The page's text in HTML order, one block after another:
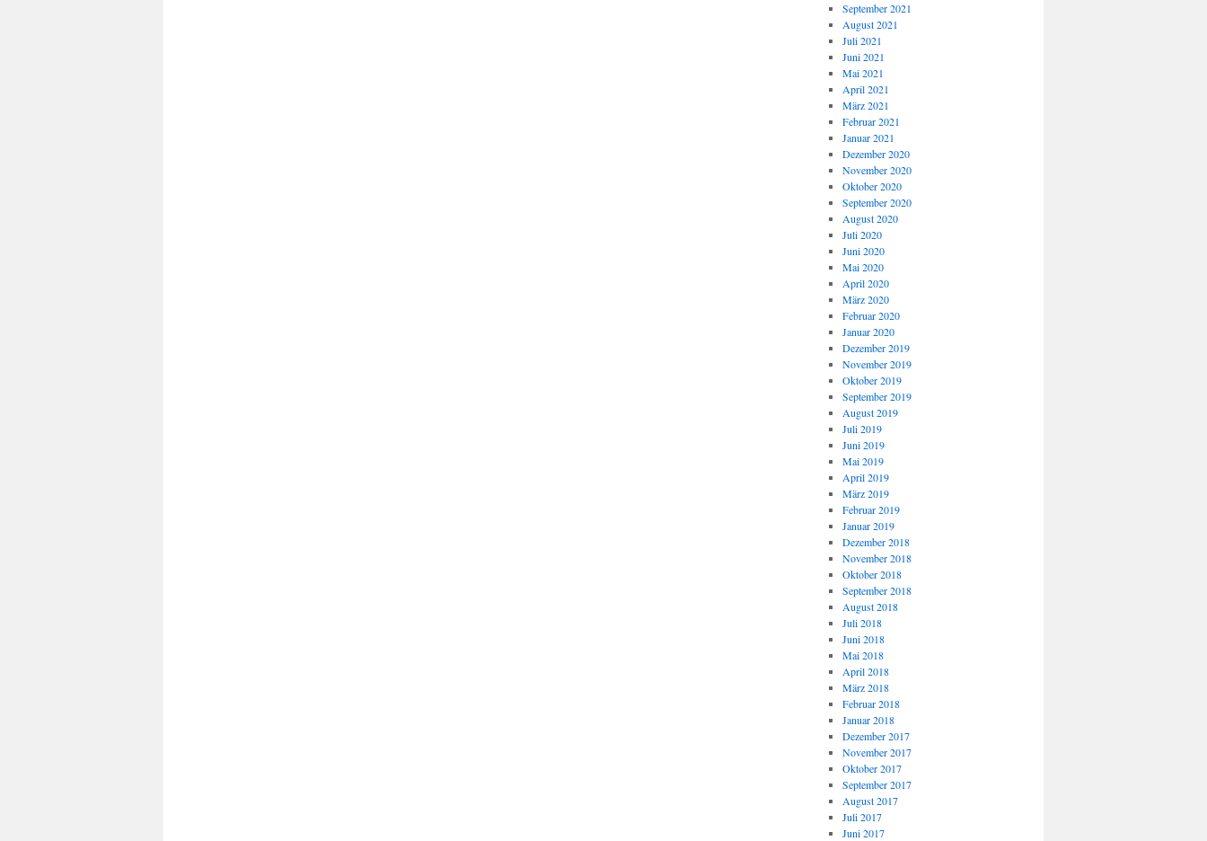
September 2021
August 2021
Juli 2021
Juni 2021
Mai 2021
April 2021
März 2021
Februar 2021
Januar 2021
Dezember 2020
November 2020
Oktober 2020
September 2020
August 2020
Juli 2020
Juni 2020
Mai 2020
April 2020
März 2020
Februar 2020
Januar 2020
Dezember 2019
November 2019
Oktober 2019
September 2019
August 2019
Juli 2019
Juni 2019
Mai 2019
April 2019
März 2019
Februar 2019
Januar 2019
Dezember 2018
November 2018
Oktober 2018
September 2018
August 2018
Juli 2018
Juni 2018
Mai 2018
April 2018
März 2018
Februar 2018
Januar 2018
Dezember 2017
November 2017
Oktober 2017
September 2017
August 2017
Juli 2017
Juni 2017